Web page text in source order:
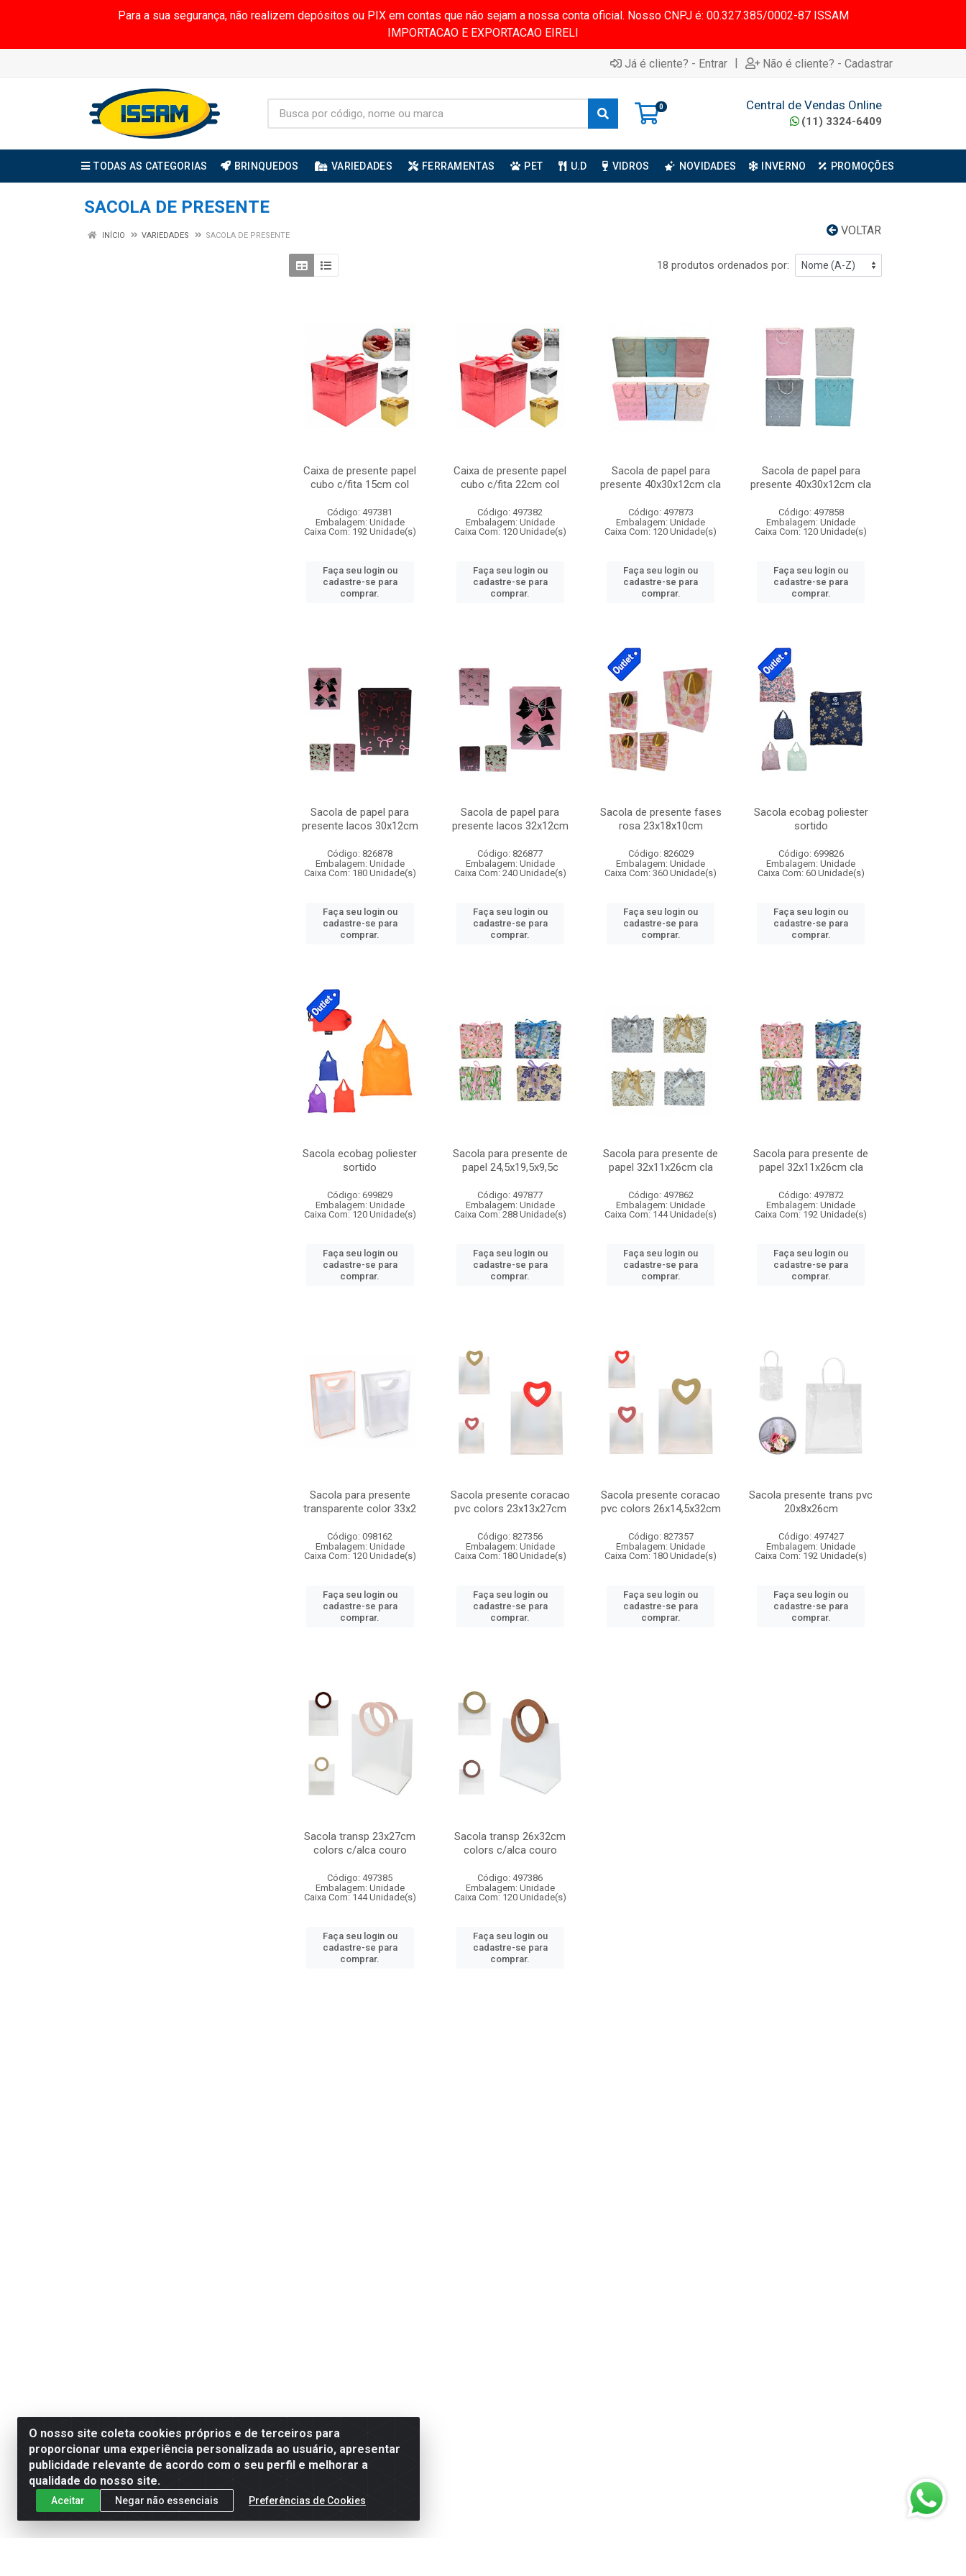
Para a sua segurança, não realizem depósitos ou PIX em contas que não sejam a nossa conta oficial. Nosso CNPJ é: 00.327.385/0002-87 ISSAM
IMPORTACAO E EXPORTACAO EIRELI
Já é cliente? - Entrar | Não é cliente? - Cadastrar
0 Central de Vendas Online
(11) 3324-6409
TODAS AS CATEGORIAS BRINQUEDOS VARIEDADES FERRAMENTAS PET U.D VIDROS NOVIDADES INVERNO PROMOÇÕES
SACOLA DE PRESENTE
VOLTAR
INÍCIO VARIEDADES SACOLA DE PRESENTE
18 produtos ordenados por:
Caixa de presente papel
cubo c/fita 15cm col
Código: 497381
Embalagem: Unidade
Caixa Com: 192 Unidade(s)
Faça seu login ou
cadastre-se para
comprar.
Caixa de presente papel
cubo c/fita 22cm col
Código: 497382
Embalagem: Unidade
Caixa Com: 120 Unidade(s)
Faça seu login ou
cadastre-se para
comprar.
Sacola de papel para
presente 40x30x12cm cla
Código: 497873
Embalagem: Unidade
Caixa Com: 120 Unidade(s)
Faça seu login ou
cadastre-se para
comprar.
Sacola de papel para
presente 40x30x12cm cla
Código: 497858
Embalagem: Unidade
Caixa Com: 120 Unidade(s)
Faça seu login ou
cadastre-se para
comprar.
Sacola de papel para
presente lacos 30x12cm
Código: 826878
Embalagem: Unidade
Caixa Com: 180 Unidade(s)
Faça seu login ou
cadastre-se para
comprar.
Sacola de papel para
presente lacos 32x12cm
Código: 826877
Embalagem: Unidade
Caixa Com: 240 Unidade(s)
Faça seu login ou
cadastre-se para
comprar.
Sacola de presente fases
rosa 23x18x10cm
Código: 826029
Embalagem: Unidade
Caixa Com: 360 Unidade(s)
Faça seu login ou
cadastre-se para
comprar.
Sacola ecobag poliester
sortido
Código: 699826
Embalagem: Unidade
Caixa Com: 60 Unidade(s)
Faça seu login ou
cadastre-se para
comprar.
Sacola ecobag poliester
sortido
Código: 699829
Embalagem: Unidade
Caixa Com: 120 Unidade(s)
Faça seu login ou
cadastre-se para
comprar.
Sacola para presente de
papel 24,5x19,5x9,5c
Código: 497877
Embalagem: Unidade
Caixa Com: 288 Unidade(s)
Faça seu login ou
cadastre-se para
comprar.
Sacola para presente de
papel 32x11x26cm cla
Código: 497862
Embalagem: Unidade
Caixa Com: 144 Unidade(s)
Faça seu login ou
cadastre-se para
comprar.
Sacola para presente de
papel 32x11x26cm cla
Código: 497872
Embalagem: Unidade
Caixa Com: 192 Unidade(s)
Faça seu login ou
cadastre-se para
comprar.
Sacola para presente
transparente color 33x2
Código: 098162
Embalagem: Unidade
Caixa Com: 120 Unidade(s)
Faça seu login ou
cadastre-se para
comprar.
Sacola presente coracao
pvc colors 23x13x27cm
Código: 827356
Embalagem: Unidade
Caixa Com: 180 Unidade(s)
Faça seu login ou
cadastre-se para
comprar.
Sacola presente coracao
pvc colors 26x14,5x32cm
Código: 827357
Embalagem: Unidade
Caixa Com: 180 Unidade(s)
Faça seu login ou
cadastre-se para
comprar.
Sacola presente trans pvc
20x8x26cm
Código: 497427
Embalagem: Unidade
Caixa Com: 192 Unidade(s)
Faça seu login ou
cadastre-se para
comprar.
Sacola transp 23x27cm
colors c/alca couro
Código: 497385
Embalagem: Unidade
Caixa Com: 144 Unidade(s)
Faça seu login ou
cadastre-se para
comprar.
Sacola transp 26x32cm
colors c/alca couro
Código: 497386
Embalagem: Unidade
Caixa Com: 120 Unidade(s)
Faça seu login ou
cadastre-se para
comprar.
O nosso site coleta cookies próprios e de terceiros para
proporcionar uma experiência personalizada ao usuário, apresentar
publicidade relevante de acordo com o seu perfil e melhorar a
qualidade do nosso site.
Aceitar Negar não essenciais Preferências de Cookies